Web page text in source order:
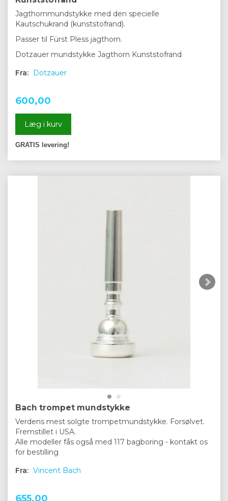
Jagthornmundstykke med den specielle
Kautschukrand (kunststofrand).
Passer til Fürst Pless jagthorn.
Dotzauer mundstykke Jagthorn Kunststofrand
Fra: Dotzauer
600,00
Læg i kurv
GRATIS levering!
Bach trompet mundstykke
Verdens mest solgte trompetmundstykke. Forsølvet.
Fremstillet i USA.
Alle modeller fås også med 117 bagboring - kontakt os
for bestilling
Fra: Vincent Bach
655,00